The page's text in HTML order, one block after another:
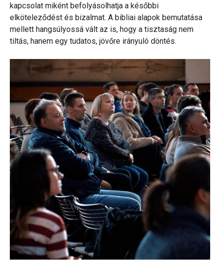
kapcsolat miként befolyásolhatja a későbbi
elköteleződést és bizalmat. A bibliai alapok bemutatása
mellett hangsúlyossá vált az is, hogy a tisztaság nem
tiltás, hanem egy tudatos, jövőre irányuló döntés.